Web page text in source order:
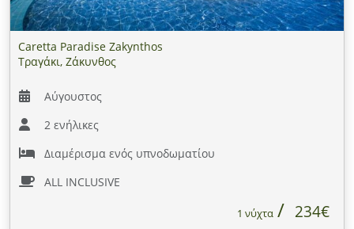
Caretta Paradise Zakynthos
Τραγάκι, Ζάκυνθος
Αύγουστος
2 ενήλικες
Διαμέρισμα ενός υπνοδωματίου
ALL INCLUSIVE
1 νύχτα 234€